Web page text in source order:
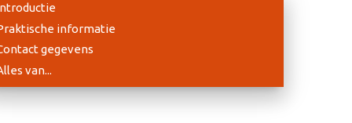
informatie
gegevens
van...